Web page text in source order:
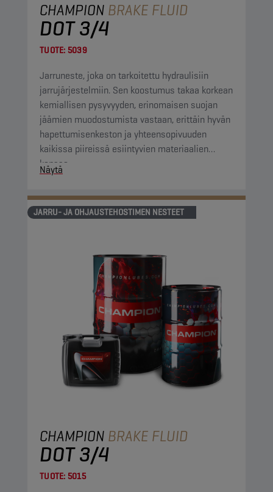
CHAMPION BRAKE FLUID
DOT 3/4
TUOTE: 5039
Jarruneste, joka on tarkoitettu hydraulisiin
jarrujärjestelmiin. Sen koostumus takaa korkean
kemiallisen pysyvyyden, erinomaisen suojan
jäämien muodostumista vastaan, erittäin hyvän
hapettumisenkeston ja yhteensopivuuden
kaikissa piireissä esiintyvien materiaalien
kanssa.
Näytä
JARRU- JA OHJAUSTEHOSTIMEN NESTEET
CHAMPION BRAKE FLUID
DOT 3/4
TUOTE: 5015